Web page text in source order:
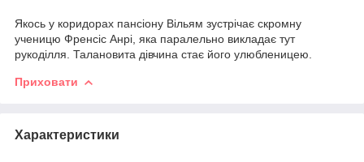
Якось у коридорах пансіону Вільям зустрічає скромну
ученицю Френсіс Анрі, яка паралельно викладає тут
рукоділля. Талановита дівчина стає його улюбленицею.
Приховати
Характеристики